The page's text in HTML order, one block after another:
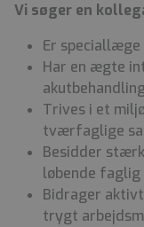
Vi søger en
Er
Har en ægte
Trives i et
tværfaglige
Besidder
løbende faglig
Bidrager
trygt